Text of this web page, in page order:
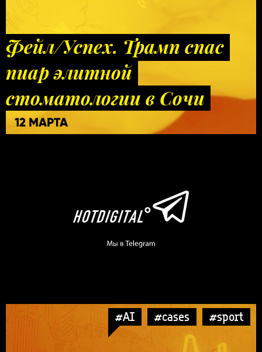
Фейл/Успех. Трамп спас
пиар элитной
стоматологии в Сочи
12 МАРТА
#AI #cases #sport